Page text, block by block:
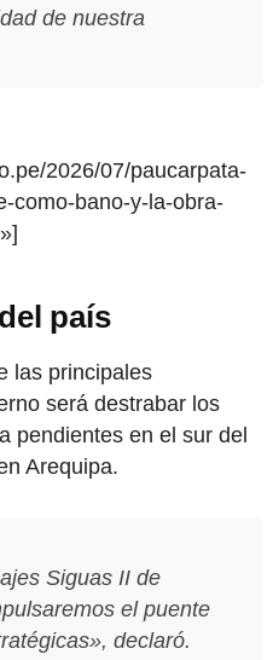
de nuestra
2026/07/paucarpata-
como-bano-y-la-obra-
país
las principales
será destrabar los
pendientes en el sur del
Arequipa.
Siguas II de
el puente
declaró.